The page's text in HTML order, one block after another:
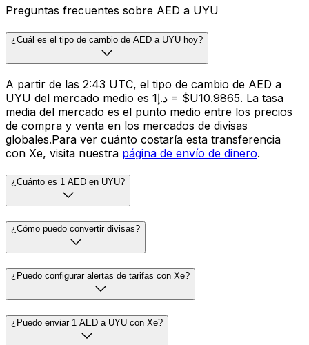
Preguntas frecuentes sobre AED a UYU
¿Cuál es el tipo de cambio de AED a UYU hoy?
A partir de las 2:43 UTC, el tipo de cambio de AED a
UYU del mercado medio es د.إ1 = $U10.9865. La tasa
media del mercado es el punto medio entre los precios
de compra y venta en los mercados de divisas
globales.Para ver cuánto costaría esta transferencia
con Xe, visita nuestra página de envío de dinero.
¿Cuánto es 1 AED en UYU?
¿Cómo puedo convertir divisas?
¿Puedo configurar alertas de tarifas con Xe?
¿Puedo enviar 1 AED a UYU con Xe?